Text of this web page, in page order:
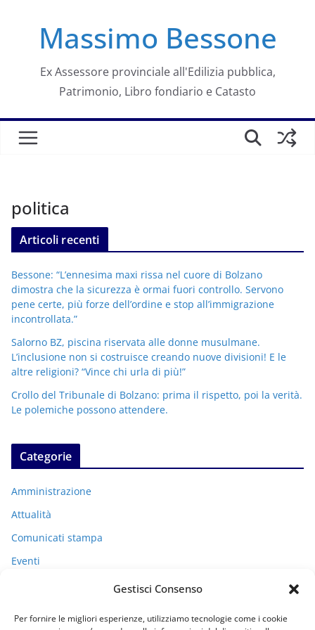
Gestisci Consenso
Per fornire le migliori esperienze, utilizziamo tecnologie come i cookie
contenutoMassimo Bessone
Ex Assessore provinciale all'Edilizia pubblica,
Patrimonio, Libro fondiario e Catasto
politica
Articoli recenti
Bessone: “L’ennesima maxi rissa nel cuore di Bolzano
dimostra che la sicurezza è ormai fuori controllo. Servono
pene certe, più forze dell’ordine e stop all’immigrazione
incontrollata.”
Salorno BZ, piscina riservata alle donne musulmane.
L’inclusione non si costruisce creando nuove divisioni! E le
altre religioni? “Vince chi urla di più!”
Crollo del Tribunale di Bolzano: prima il rispetto, poi la verità.
Le polemiche possono attendere.
Categorie
Amministrazione
Attualità
Comunicati stampa
Eventi